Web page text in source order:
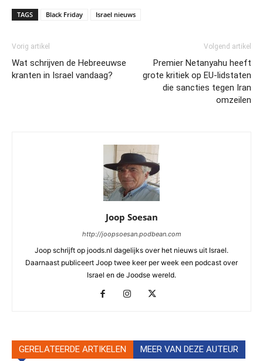
TAGS Black Friday Israel nieuws
Vorig artikel
Wat schrijven de Hebreeuwse
kranten in Israel vandaag?
Volgend artikel
Premier Netanyahu heeft
grote kritiek op EU-lidstaten
die sancties tegen Iran
omzeilen
Joop Soesan
http://joopsoesan.podbean.com
Joop schrijft op joods.nl dagelijks over het nieuws uit Israel.
Daarnaast publiceert Joop twee keer per week een podcast over
Israel en de Joodse wereld.
GERELATEERDE ARTIKELEN MEER VAN DEZE AUTEUR